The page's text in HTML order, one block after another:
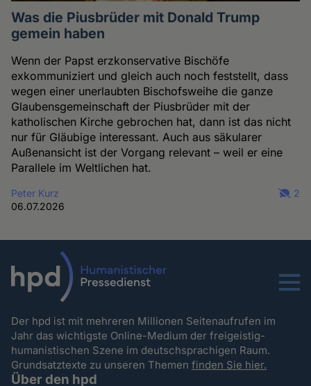
Was die Piusbrüder mit Donald Trump
gemein haben
Wenn der Papst erzkonservative Bischöfe
exkommuniziert und gleich auch noch feststellt, dass
wegen einer unerlaubten Bischofsweihe die ganze
Glaubensgemeinschaft der Piusbrüder mit der
katholischen Kirche gebrochen hat, dann ist das nicht
nur für Gläubige interessant. Auch aus säkularer
Außenansicht ist der Vorgang relevant – weil er eine
Parallele im Weltlichen hat.
Peter Kurz
06.07.2026
2
Menu
Der hpd ist mit mehreren Millionen Seitenaufrufen im
Jahr das wichtigste Online-Medium der freigeistig-
humanistischen Szene im deutschsprachigen Raum.
Grundsatztexte zu unseren Themenfinden Sie hier.
Über den hpd